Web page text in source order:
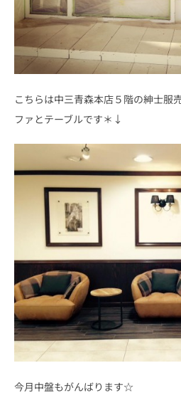
こちらは中三青森本店５階の紳士服
ファとテーブルです＊↓
今月中盤もがんばります☆